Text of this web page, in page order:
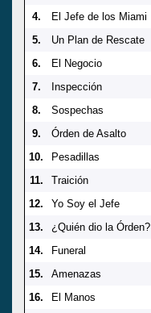
4.
El Jefe de los Miami
5.
Un Plan de Rescate
6.
El Negocio
7.
Inspección
8.
Sospechas
9.
Órden de Asalto
10.
Pesadillas
11.
Traición
12.
Yo Soy el Jefe
13.
¿Quién dio la Órden?
14.
Funeral
15.
Amenazas
16.
El Manos